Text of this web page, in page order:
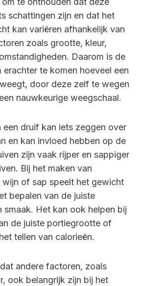
schattingen zijn en dat het
kan variëren afhankelijk van
zoals grootte, kleur,
Daarom is de
erachter te komen hoeveel een
door deze zelf te wegen
nauwkeurige weegschaal.
een druif kan iets zeggen over
en kan invloed hebben op de
zijn vaak rijper en sappiger
Bij het maken van
of sap speelt het gewicht
bepalen van de juiste
smaak. Het kan ook helpen bij
de juiste portiegrootte of
tellen van calorieën.
andere factoren, zoals
ook belangrijk zijn bij het